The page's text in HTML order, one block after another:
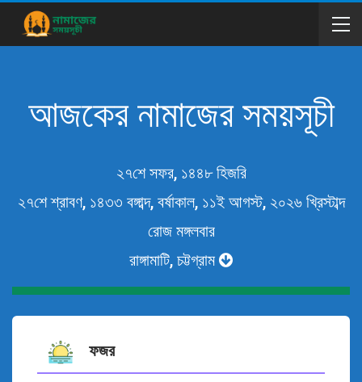
আজকের নামাজের সময়সূচী
২৭শে সফর, ১৪৪৮ হিজরি
২৭শে শ্রাবণ, ১৪৩৩ বঙ্গাব্দ, বর্ষাকাল, ১১ই আগস্ট, ২০২৬ খ্রিস্টাব্দ
রোজ মঙ্গলবার
রাঙ্গামাটি, চট্টগ্রাম
ফজর